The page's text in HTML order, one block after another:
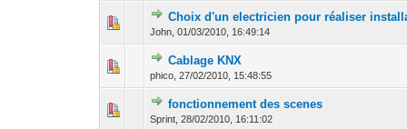
Choix d'un electricien pour réaliser
John,01/03/2010, 16:49:14
0 Votes - 0 sur 512
Cablage KNX
phico,27/02/2010, 15:48:55
fonctionnement des scenes
Sprint,28/02/2010, 16:11:02
0 Votes - 0 sur 5